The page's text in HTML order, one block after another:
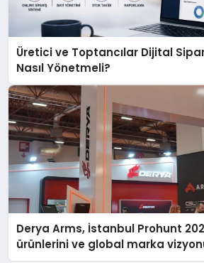
Üretici ve Toptancılar Dijital
Nasıl Yönetmeli?
Derya Arms, İstanbul Prohunt
ürünlerini ve global marka